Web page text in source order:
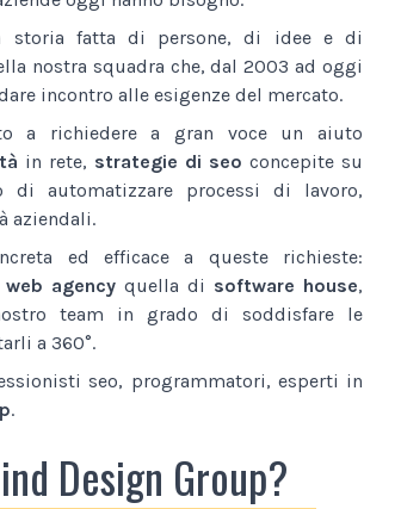
storia fatta di persone, di idee e di
nostra squadra che, dal 2003 ad oggi
incontro alle esigenze del mercato.
a richiedere a gran voce un aiuto
in rete, strategie di seo concepite su
di automatizzare processi di lavoro,
aziendali.
ed efficace a queste richieste:
web agency quella di software house,
team in grado di soddisfare le
a 360°.
seo, programmatori, esperti in
.
Design Group?